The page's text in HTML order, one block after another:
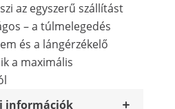
az egyszerű szállítást
– a túlmelegedés
és a lángérzékelő
a maximális
információk